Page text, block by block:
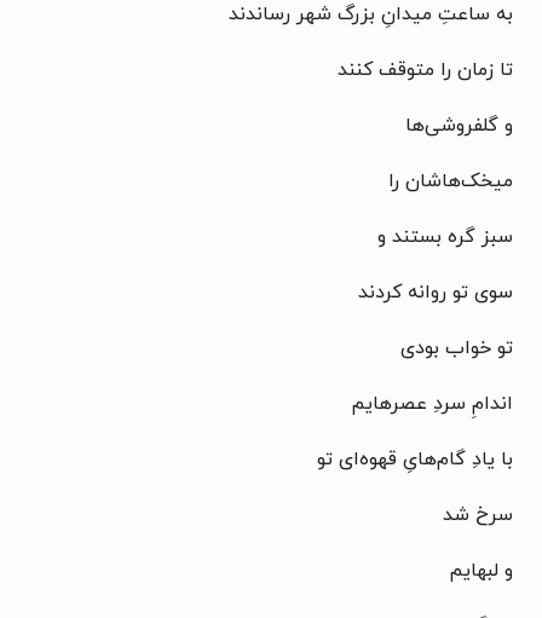
به ساعتِ میدانِ بزرگ شهر رساندند
تا زمان را متوقف کنند
و گلفروشی‌ها
میخک‌هاشان را
سبز گره بستند و
سوی تو روانه کردند
تو خواب بودی
اندامِ سردِ عصرهایم
با یادِ گام‌هایِ قهوه‌ای تو
سرخ شد
و لبهایم